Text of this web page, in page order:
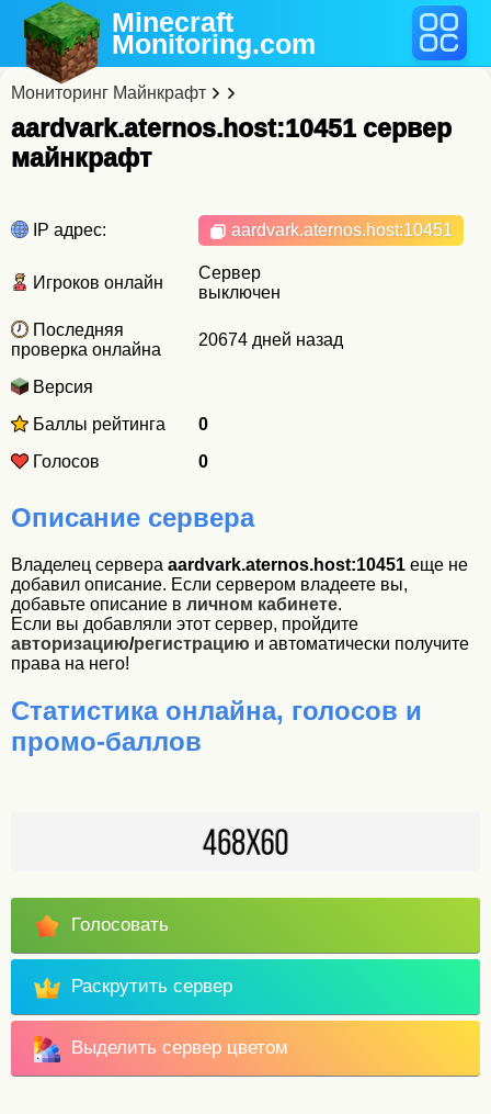
Minecraft
Monitoring.com
Мониторинг Майнкрафт
aardvark.aternos.host:10451 cервер
майнкрафт
IP адрес: aardvark.aternos.host:10451
Игроков онлайн
Сервер
выключен
Последняя
проверка онлайна
20674 дней назад
Версия
Баллы рейтинга
0
Голосов
0
Описание сервера
Владелец сервера aardvark.aternos.host:10451 еще не
добавил описание. Если сервером владеете вы,
добавьте описание в личном кабинете.
Если вы добавляли этот сервер, пройдите
авторизацию/регистрацию и автоматически получите
права на него!
Статистика онлайна, голосов и
промо-баллов
Голосовать
Раскрутить сервер
Выделить сервер цветом